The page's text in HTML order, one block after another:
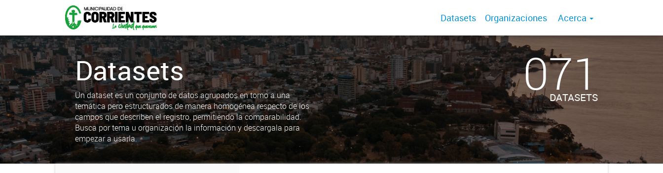
Datasets Organizaciones Acerca
Datasets
Un dataset es un conjunto de datos agrupados en torno a una
temática pero estructurados de manera homogénea respecto de los
campos que describen el registro, permitiendo la comparabilidad.
Busca por tema u organización la información y descargala para
empezar a usarla.
071
DATASETS